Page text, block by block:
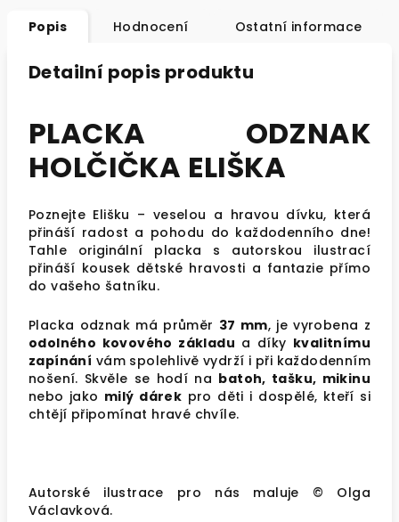
Popis Hodnocení Ostatní informace
Detailní popis produktu
PLACKA ODZNAK
HOLČIČKA ELIŠKA
Poznejte Elišku – veselou a hravou dívku, která
přináší radost a pohodu do každodenního dne!
Tahle originální placka s autorskou ilustrací
přináší kousek dětské hravosti a fantazie přímo
do vašeho šatníku.
Placka odznak má průměr 37 mm, je vyrobena z
odolného kovového základu a díky kvalitnímu
zapínání vám spolehlivě vydrží i při každodenním
nošení. Skvěle se hodí na batoh, tašku, mikinu
nebo jako milý dárek pro děti i dospělé, kteří si
chtějí připomínat hravé chvíle.
Autorské ilustrace pro nás maluje © Olga
Václavková.